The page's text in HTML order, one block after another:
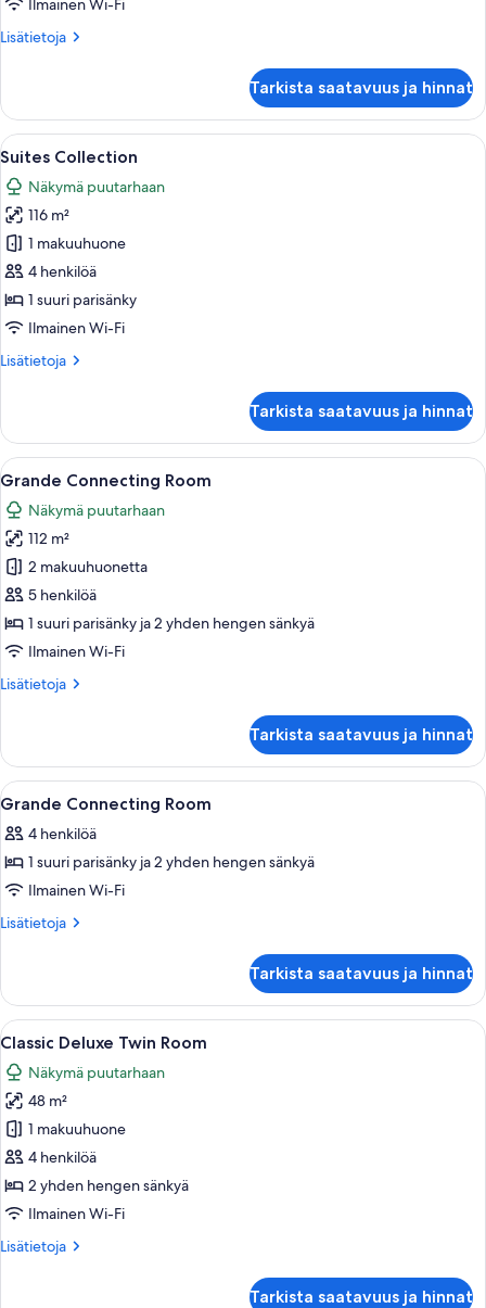
Ilmainen Wi-Fi
Lisätietoja
Lisätietoja
Tarkista saatavuus ja hinnat
Avaa
kaikki
huonetyypin
Suites
Collection
kuvat
Hotellihuone, jossa on suuri sänky,
16
Suites Collection
Näkymä puutarhaan
116 m²
1 makuuhuone
4 henkilöä
1 suuri parisänky
Ilmainen Wi-Fi
Lisätietoja
Lisätietoja
Tarkista saatavuus ja hinnat
Avaa
kaikki
huonetyypin
Grande
Connecting
Room
kuvat
Hotellihuone, jossa on suuri sänky,
6
Grande Connecting Room
Näkymä puutarhaan
112 m²
2 makuuhuonetta
5 henkilöä
1 suuri parisänky ja 2 yhden hengen sänkyä
Ilmainen Wi-Fi
Lisätietoja
Lisätietoja
Room
Tarkista saatavuus ja hinnat
Avaa
kaikki
huonetyypin
Grande
Connecting
Room
Hotellihuone, jossa on kaksi
4
Grande Connecting Room
4 henkilöä
1 suuri parisänky ja 2 yhden hengen sänkyä
Ilmainen Wi-Fi
Lisätietoja
Lisätietoja
Room
Tarkista saatavuus ja hinnat
Avaa
kaikki
huonetyypin
Classic
Deluxe
Twin
Room
kuvat
Hotellihuone, jossa on suuri sänky,
7
Classic Deluxe Twin Room
Näkymä puutarhaan
48 m²
1 makuuhuone
4 henkilöä
2 yhden hengen sänkyä
Ilmainen Wi-Fi
Lisätietoja
Lisätietoja
Tarkista saatavuus ja hinnat